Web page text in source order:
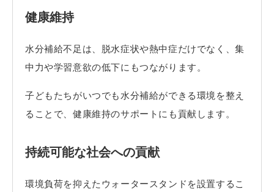
健康維持
水分補給不足は、脱水症状や熱中症だけでなく、集
中力や学習意欲の低下にもつながります。
子どもたちがいつでも水分補給ができる環境を整え
ることで、健康維持のサポートにも貢献します。
持続可能な社会への貢献
環境負荷を抑えたウォータースタンドを設置するこ